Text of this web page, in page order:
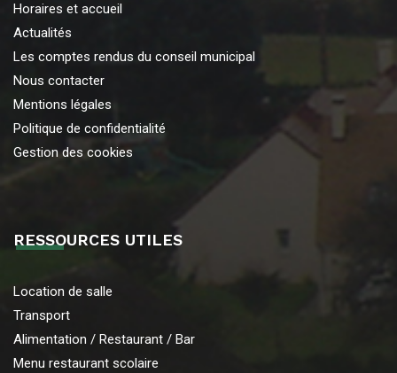
Horaires et accueil
Actualités
Les comptes rendus du conseil municipal
Nous contacter
Mentions légales
Politique de confidentialité
Gestion des cookies
RESSOURCES UTILES
Location de salle
Transport
Alimentation / Restaurant / Bar
Menu restaurant scolaire